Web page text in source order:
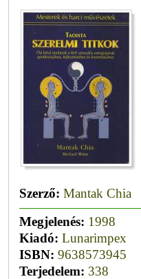
Szerző: Mantak Chia
Megjelenés: 1998
Kiadó: Lunarimpex
ISBN: 9638573945
Terjedelem: 338